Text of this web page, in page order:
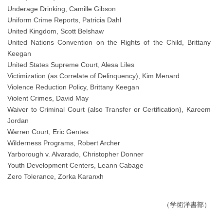
Underage Drinking, Camille Gibson
Uniform Crime Reports, Patricia Dahl
United Kingdom, Scott Belshaw
United Nations Convention on the Rights of the Child, Brittany
Keegan
United States Supreme Court, Alesa Liles
Victimization (as Correlate of Delinquency), Kim Menard
Violence Reduction Policy, Brittany Keegan
Violent Crimes, David May
Waiver to Criminal Court (also Transfer or Certification), Kareem
Jordan
Warren Court, Eric Gentes
Wilderness Programs, Robert Archer
Yarborough v. Alvarado, Christopher Donner
Youth Development Centers, Leann Cabage
Zero Tolerance, Zorka Karanxh
（学術洋書部）